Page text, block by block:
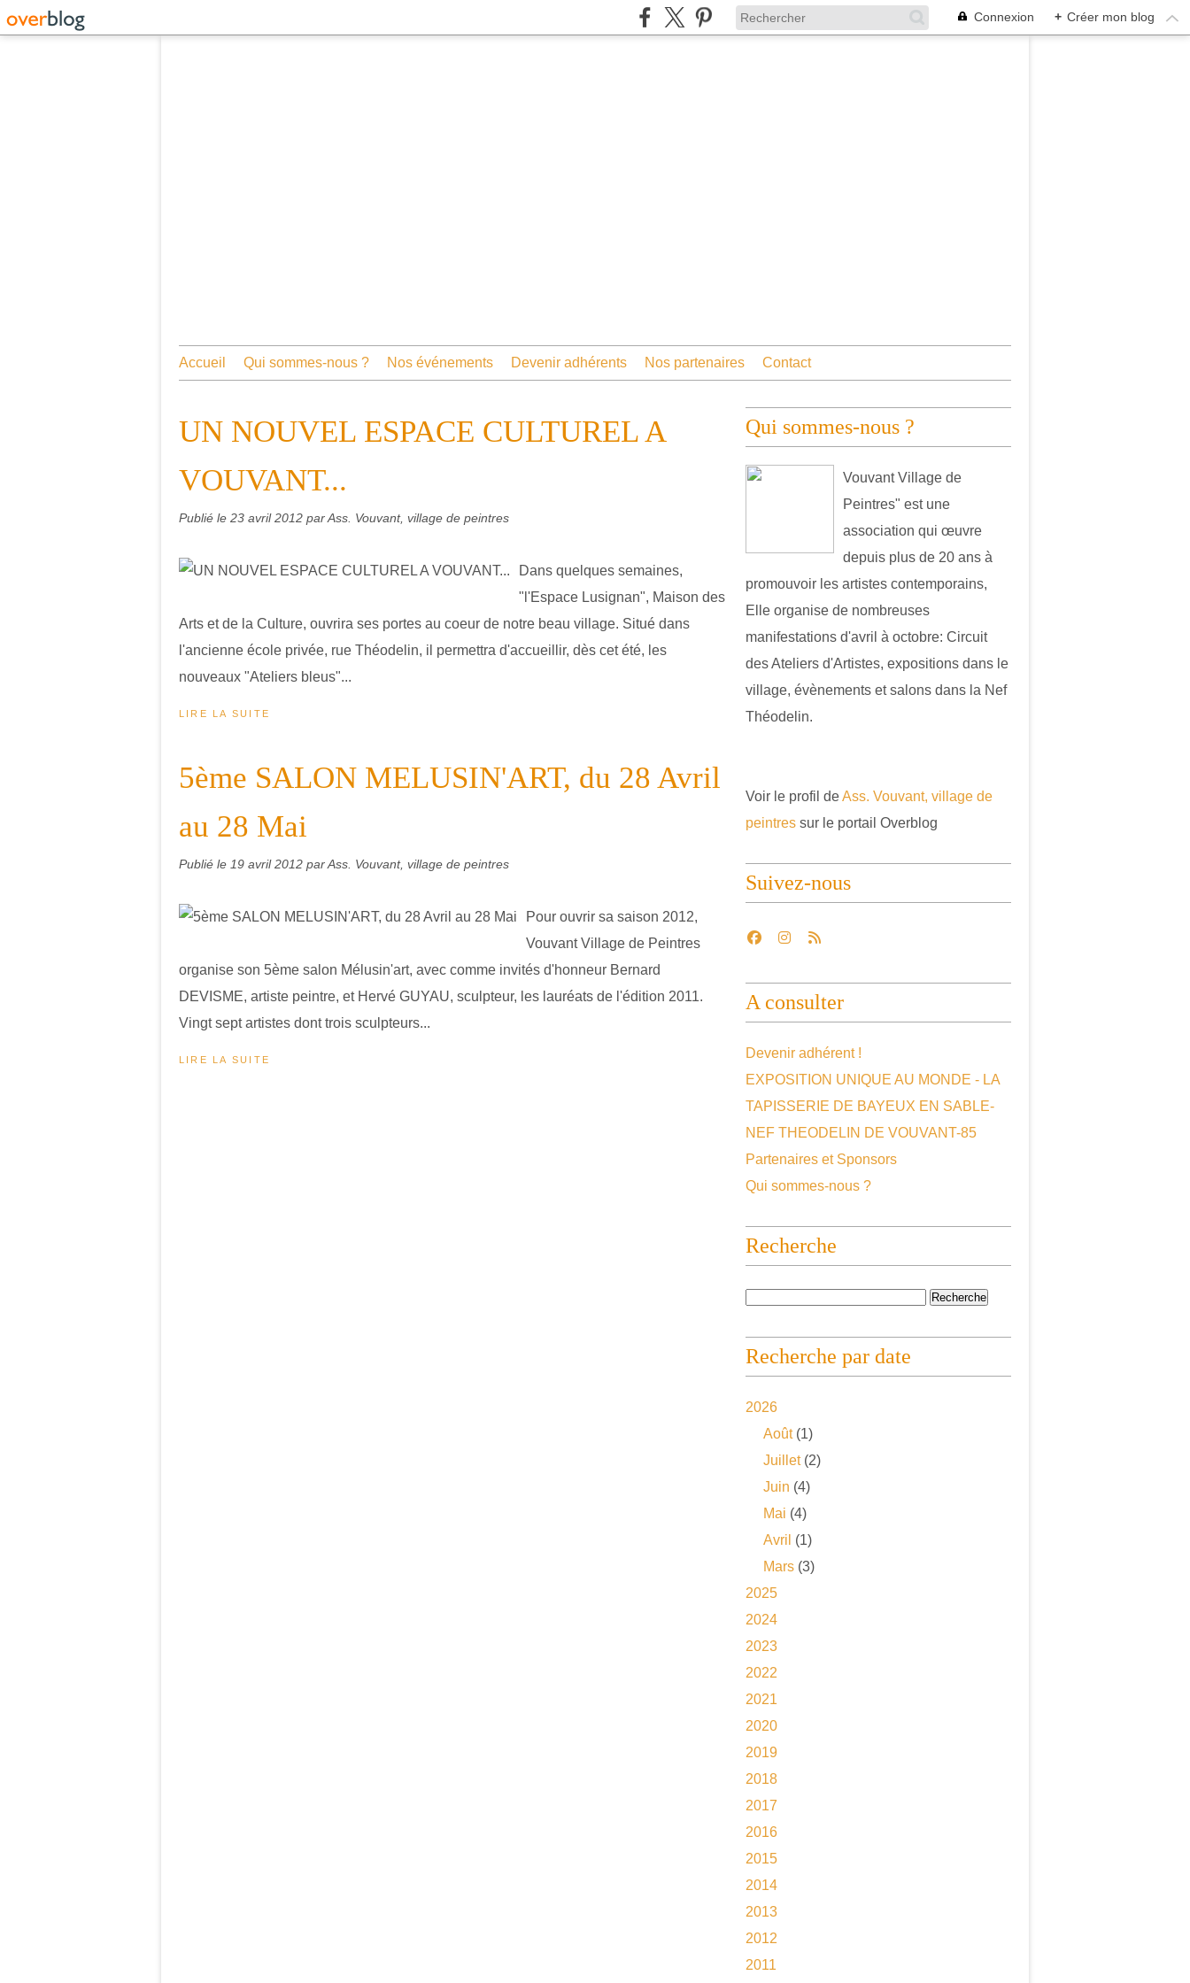
Connexion + Créer mon blog
Accueil Qui sommes-nous ? Nos événements Devenir adhérents Nos partenaires Contact
UN NOUVEL ESPACE CULTUREL A
VOUVANT...
Publié le 23 avril 2012 par Ass. Vouvant, village de peintres
Dans quelques semaines,
"l'Espace Lusignan", Maison des
Arts et de la Culture, ouvrira ses portes au coeur de notre beau village. Situé dans
l'ancienne école privée, rue Théodelin, il permettra d'accueillir, dès cet été, les
nouveaux "Ateliers bleus"...
LIRE LA SUITE
5ème SALON MELUSIN'ART, du 28 Avril
au 28 Mai
Publié le 19 avril 2012 par Ass. Vouvant, village de peintres
Pour ouvrir sa saison 2012,
Vouvant Village de Peintres
organise son 5ème salon Mélusin'art, avec comme invités d'honneur Bernard
DEVISME, artiste peintre, et Hervé GUYAU, sculpteur, les lauréats de l'édition 2011.
Vingt sept artistes dont trois sculpteurs...
LIRE LA SUITE
Qui sommes-nous ?
Vouvant Village de
Peintres" est une
association qui œuvre
depuis plus de 20 ans à
promouvoir les artistes contemporains,
Elle organise de nombreuses
manifestations d'avril à octobre: Circuit
des Ateliers d'Artistes, expositions dans le
village, évènements et salons dans la Nef
Théodelin.
Voir le profil deAss. Vouvant, village de
peintres sur le portail Overblog
Suivez-nous
A consulter
Devenir adhérent !
EXPOSITION UNIQUE AU MONDE - LA
TAPISSERIE DE BAYEUX EN SABLE-
NEF THEODELIN DE VOUVANT-85
Partenaires et Sponsors
Qui sommes-nous ?
Recherche
Recherche par date
2026
Août(1)
Juillet(2)
Juin (4)
Mai (4)
Avril (1)
Mars (3)
2025
2024
2023
2022
2021
2020
2019
2018
2017
2016
2015
2014
2013
2012
2011